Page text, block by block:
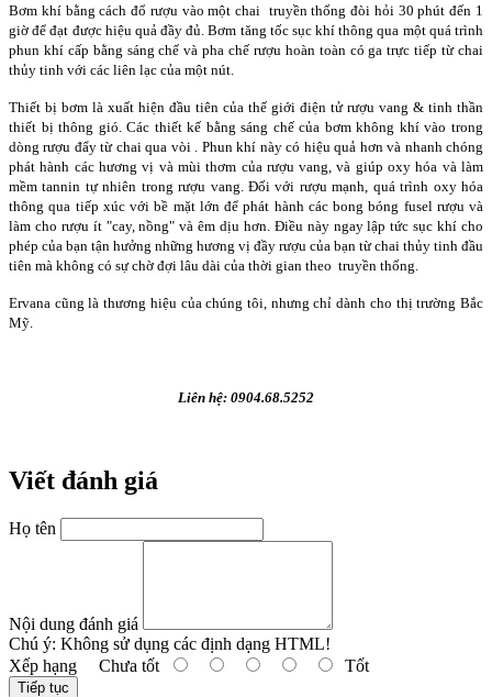
Bơm khí bằng cách đổ rượu vào một chai truyền thống đòi hỏi 30 phút đến 1
giờ để đạt được hiệu quả đầy đủ. Bơm tăng tốc sục khí thông qua một quá trình
phun khí cấp bằng sáng chế và pha chế rượu hoàn toàn có ga trực tiếp từ chai
thủy tinh với các liên lạc của một nút.
Thiết bị bơm là xuất hiện đầu tiên của thế giới điện tử rượu vang & tinh thần
thiết bị thông gió. Các thiết kế bằng sáng chế của bơm không khí vào trong
dòng rượu đẩy từ chai qua vòi . Phun khí này có hiệu quả hơn và nhanh chóng
phát hành các hương vị và mùi thơm của rượu vang, và giúp oxy hóa và làm
mềm tannin tự nhiên trong rượu vang. Đối với rượu mạnh, quá trình oxy hóa
thông qua tiếp xúc với bề mặt lớn để phát hành các bong bóng fusel rượu và
làm cho rượu ít "cay, nồng" và êm dịu hơn. Điều này ngay lập tức sục khí cho
phép của bạn tận hưởng những hương vị đầy rượu của bạn từ chai thủy tinh đầu
tiên mà không có sự chờ đợi lâu dài của thời gian theo truyền thống.
Ervana cũng là thương hiệu của chúng tôi, nhưng chỉ dành cho thị trường Bắc
Mỹ.
Liên hệ: 0904.68.5252
Viết đánh giá
Họ tên
Nội dung đánh giá
Chú ý: Không sử dụng các định dạng HTML!
Xếp hạng Chưa tốt Tốt
Tiếp tục